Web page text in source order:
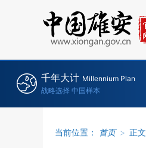
千年大计 Millennium Plan
战略选择 中国样本
当前位置： 首页 > 正文